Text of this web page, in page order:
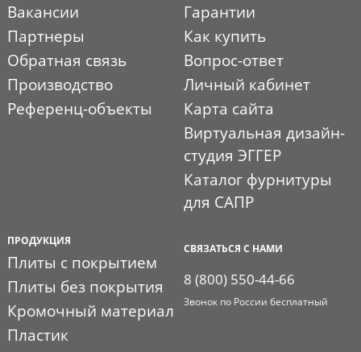
Вакансии
Партнеры
Обратная связь
Производство
Референц-объекты
Гарантии
Как купить
Вопрос-ответ
Личный кабинет
Карта сайта
Виртуальная дизайн-
студия ЭГГЕР
Каталог фурнитуры
для САПР
ПРОДУКЦИЯ
Плиты с покрытием
Плиты без покрытия
Кромочный материал
Пластик
СВЯЗАТЬСЯ С НАМИ
8 (800) 550-44-66
Звонок по России бесплатный